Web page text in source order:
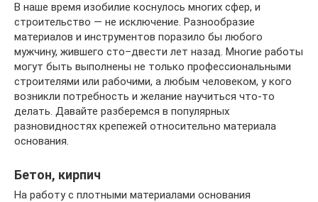
В наше время изобилие коснулось многих сфер, и
строительство — не исключение. Разнообразие
материалов и инструментов поразило бы любого
мужчину, жившего сто–двести лет назад. Многие работы
могут быть выполнены не только профессиональными
строителями или рабочими, а любым человеком, у кого
возникли потребность и желание научиться что-то
делать. Давайте разберемся в популярных
разновидностях крепежей относительно материала
основания.
Бетон, кирпич
На работу с плотными материалами основания